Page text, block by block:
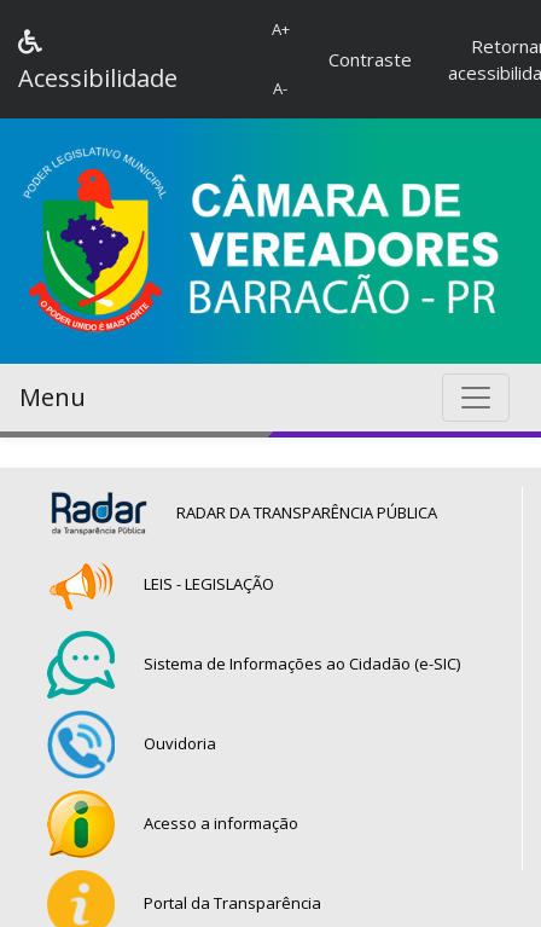
Acessibilidade
A+
A-
Contraste
Menu
RADAR DA TRANSPARÊNCIA PÚBLICA
LEIS - LEGISLAÇÃO
Sistema de Informações ao Cidadão (e-SIC)
Ouvidoria
Acesso a informação
Portal da Transparência